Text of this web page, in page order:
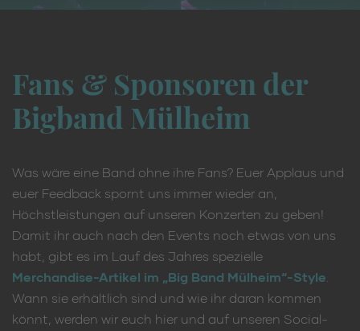
Fans & Sponsoren der
Bigband Mülheim
Was wäre eine Band ohne ihre Fans? Euer Applaus und
euer Feedback spornt uns immer wieder an,
Höchstleistungen auf unseren Konzerten zu geben!
Damit ihr auch nach den Events noch etwas von uns
habt, gibt es im Lauf des Jahres spezielle
Merchandise-Artikel im „Big Band Mülheim“-Style
Wann sie erhältlich sind und wie ihr daran kommen
könnt, werden wir euch hier und auf unseren Social-